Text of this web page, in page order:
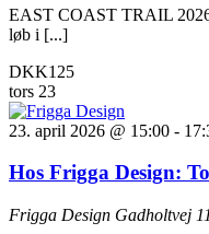
EAST COAST TRAIL
løb i [...]
DKK125
tors 23
23. april 2026 @ 15:00 -
Hos Frigga Design:
Frigga Design Gadholtvej